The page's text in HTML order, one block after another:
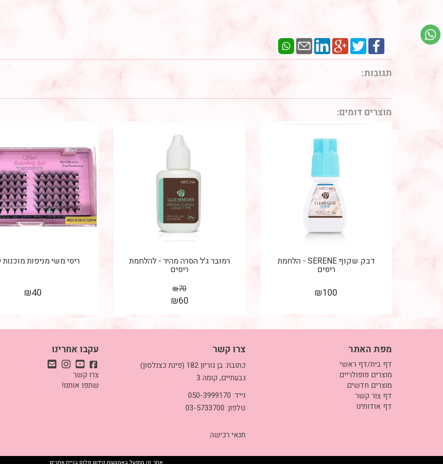
תגובות:
מוצרים דומים:
דבק שקוף SERENE - הלחמת
ריסים
₪100
רמובר ג'ל הסרה מהיר - להלחמת
ריסים
₪70
₪60
ריסי משי מניפות מוכנות 40D
₪40
מפת האתר
דף בית/דף ראשי
מוצרים פופולריים
מוצרים חדשים
דף צור קשר
דף אודותינו
צרו קשר
כתובת: בן גוריון 182 (פינת כצנלסון)
גבעתיים, קומה 3
נייד: 050-3999170
טלפון: 03-5733700
תנאי רכישה
עקבו אחרינו
צרו קשר
שתפו אותנו!
אתר זה מופעל באמצעותקידום פלוסבניית אתרים